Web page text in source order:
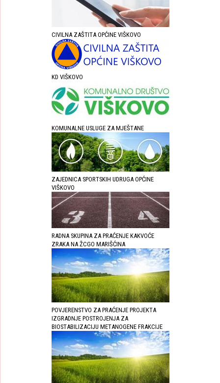
CIVILNA ZAŠTITA OPĆINE VIŠKOVO
KD VIŠKOVO
KOMUNALNE USLUGE ZA MJEŠTANE
ZAJEDNICA SPORTSKIH UDRUGA OPĆINE
VIŠKOVO
RADNA SKUPINA ZA PRAĆENJE KAKVOĆE
ZRAKA NA ŽCGO MARIŠĆINA
POVJERENSTVO ZA PRAĆENJE PROJEKTA
IZGRADNJE POSTROJENJA ZA
BIOSTABILIZACIJU METANOGENE FRAKCIJE